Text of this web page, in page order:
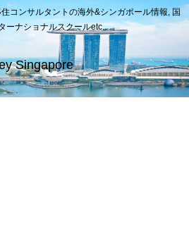
コンサルタントの海外&シンガポール情報, 国
ーナショナルスクールetc..
Singapore